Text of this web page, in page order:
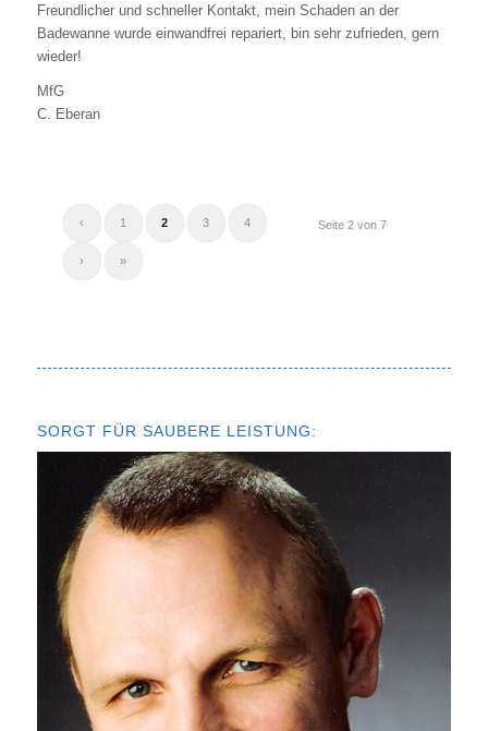
Freundlicher und schneller Kontakt, mein Schaden an der
Badewanne wurde einwandfrei repariert, bin sehr zufrieden, gern
wieder!
MfG
C. Eberan
Seite 2 von 7
‹ 1 2 3 4
› »
SORGT FÜR SAUBERE LEISTUNG: